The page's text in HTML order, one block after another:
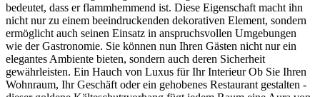
bedeutet, dass er flammhemmend ist. Diese Eigenschaft macht ihn
nicht nur zu einem beeindruckenden dekorativen Element, sondern
ermöglicht auch seinen Einsatz in anspruchsvollen Umgebungen
wie der Gastronomie. Sie können nun Ihren Gästen nicht nur ein
elegantes Ambiente bieten, sondern auch deren Sicherheit
gewährleisten. Ein Hauch von Luxus für Ihr Interieur Ob Sie Ihren
Wohnraum, Ihr Geschäft oder ein gehobenes Restaurant gestalten -